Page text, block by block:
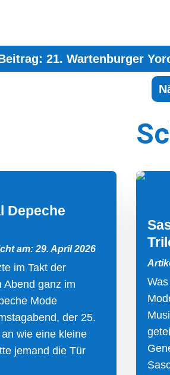
21. Wartenburger
Depeche
am: 29. April 2026
im Takt der
Abend ganz im
Mode
der 25.
wie eine kleine
jemand die Tür